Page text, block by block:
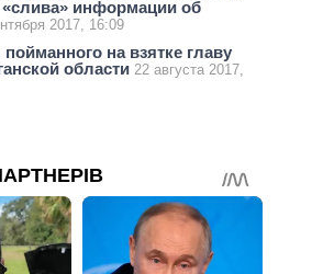
информации об
2017, 16:09
на взятке главу
области 22 августа 2017,